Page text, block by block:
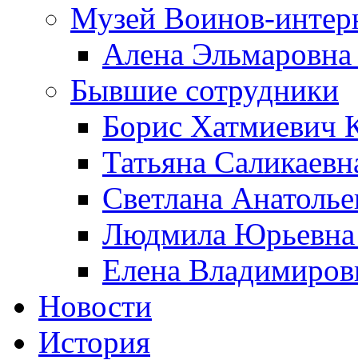
Музей Воинов-
Алена
Бывшие сотрудники
Борис Хатмиевич
Татьяна
Светлана
Людмила Юрьевна
Елена
Новости
История